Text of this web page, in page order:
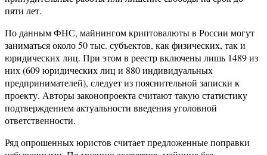
пяти лет.
По данным ФНС, майнингом криптовалюты в России могут
заниматься около 50 тыс. субъектов, как физических, так и
юридических лиц. При этом в реестр включены лишь 1489 из
них (609 юридических лиц и 880 индивидуальных
предпринимателей), следует из пояснительной записки к
проекту. Авторы законопроекта считают такую статистику
подтверждением актуальности введения уголовной
ответственности.
Ряд опрошенных юристов считает предложенные поправки